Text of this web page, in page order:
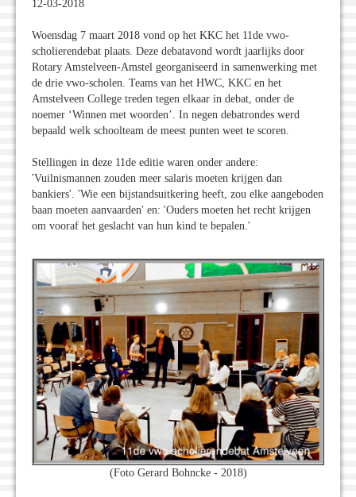
12-03-2018
Woensdag 7 maart 2018 vond op het KKC het 11de vwo-
scholierendebat plaats. Deze debatavond wordt jaarlijks door
Rotary Amstelveen-Amstel georganiseerd in samenwerking met
de drie vwo-scholen. Teams van het HWC, KKC en het
Amstelveen College treden tegen elkaar in debat, onder de
noemer ‘Winnen met woorden’. In negen debatrondes werd
bepaald welk schoolteam de meest punten weet te scoren.
Stellingen in deze 11de editie waren onder andere:
'Vuilnismannen zouden meer salaris moeten krijgen dan
bankiers'. 'Wie een bijstandsuitkering heeft, zou elke aangeboden
baan moeten aanvaarden' en: 'Ouders moeten het recht krijgen
om vooraf het geslacht van hun kind te bepalen.'
(Foto Gerard Bohncke - 2018)